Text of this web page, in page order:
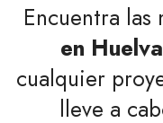
Encuentra las
en Huelva
cualquier
lleve a